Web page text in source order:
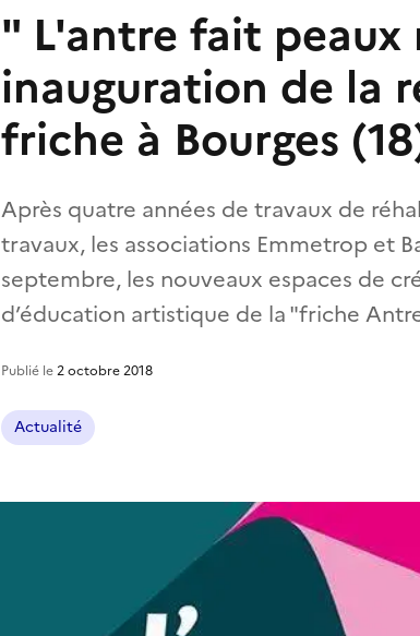
" L'antre fait peaux
inauguration de la
friche à Bourges
Après quatre années de travaux de
travaux, les associations Emmetrop et
septembre, les nouveaux espaces de
d’éducation artistique de la "friche
Publié le2 octobre 2018
Actualité